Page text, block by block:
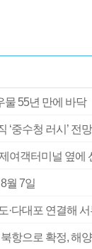
물 55년 만에 바닥
‘중수청 러시’ 전
여객터미널 옆에
월 7일
·다대포 연결해
항으로 확정, 해